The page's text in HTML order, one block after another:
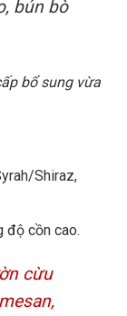
bún bò
bổ sung vừa
Shiraz,
độ cồn cao.
cừu